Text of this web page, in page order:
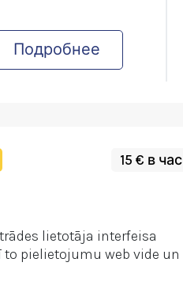
Подробнее
15 € в час
lietotāja interfeisa
pielietojumu web vide un